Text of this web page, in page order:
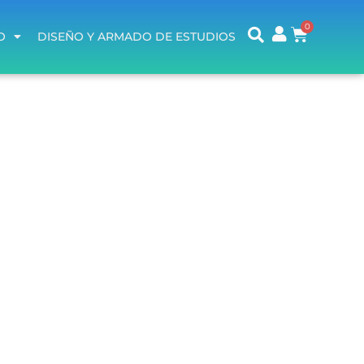
DISEÑO Y ARMADO DE ESTUDIOS
DISEÑO Y ARMADO DE ESTUDIOS